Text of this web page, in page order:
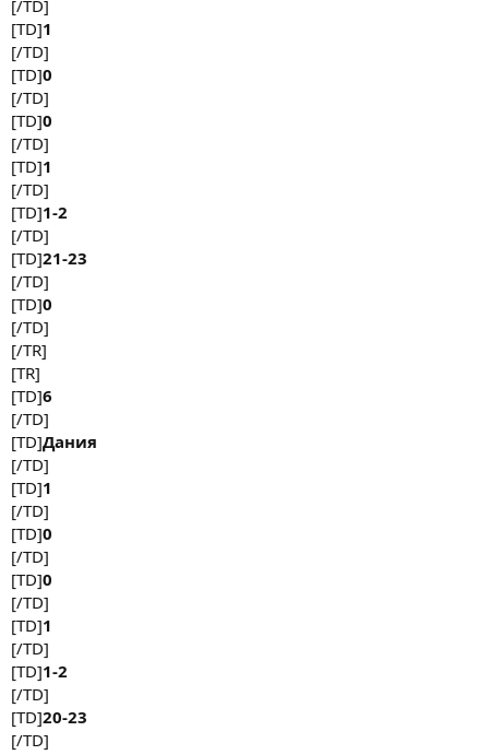
[/TD]
[TD]1
[/TD]
[TD]0
[/TD]
[TD]0
[/TD]
[TD]1
[/TD]
[TD]1-2
[/TD]
[TD]21-23
[/TD]
[TD]0
[/TD]
[/TR]
[TR]
[TD]6
[/TD]
[TD]Дания
[/TD]
[TD]1
[/TD]
[TD]0
[/TD]
[TD]0
[/TD]
[TD]1
[/TD]
[TD]1-2
[/TD]
[TD]20-23
[/TD]